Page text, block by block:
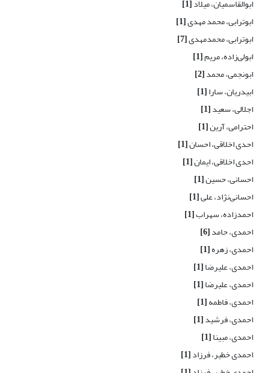
ابوالقاسمیان، میلاد[1]
ابوترابی، محمد مهدی[1]
ابوترابی، محمدمهدی[7]
ابولی‌زاده، مریم[1]
ابونجمی، محمد[2]
ابیدریان، سارا[1]
اجلالی، سعید[1]
احترامی، آرین[1]
احدی اخلاقی، احسان[1]
احدی اخلاقی، ایمان[1]
احسانی، حسین[1]
احسانی‌نژاد، علی[1]
احمدزاده، سهراب[1]
احمدی، حامد[6]
احمدی، زهره[1]
احمدی، علیرضا[1]
احمدی، علیرضا[1]
احمدی، فاطمه[1]
احمدی، فرشید[1]
احمدی، مبینا[1]
احمدی خطیر، فرزاد[1]